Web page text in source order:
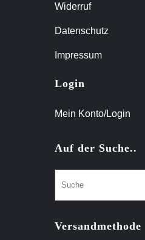
Widerruf
Datenschutz
Impressum
Login
Mein Konto/Login
Auf der Suche..
Versandmethode